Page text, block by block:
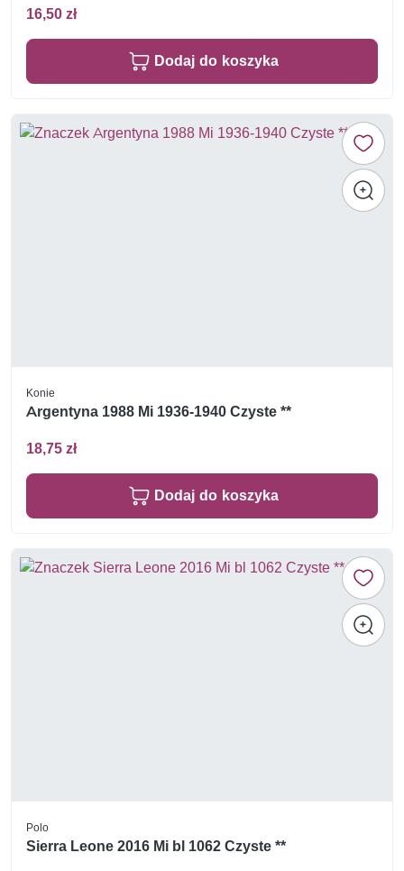
16,50 zł
Dodaj do koszyka
Konie
Argentyna 1988 Mi 1936-1940 Czyste **
18,75 zł
Dodaj do koszyka
Polo
Sierra Leone 2016 Mi bl 1062 Czyste **